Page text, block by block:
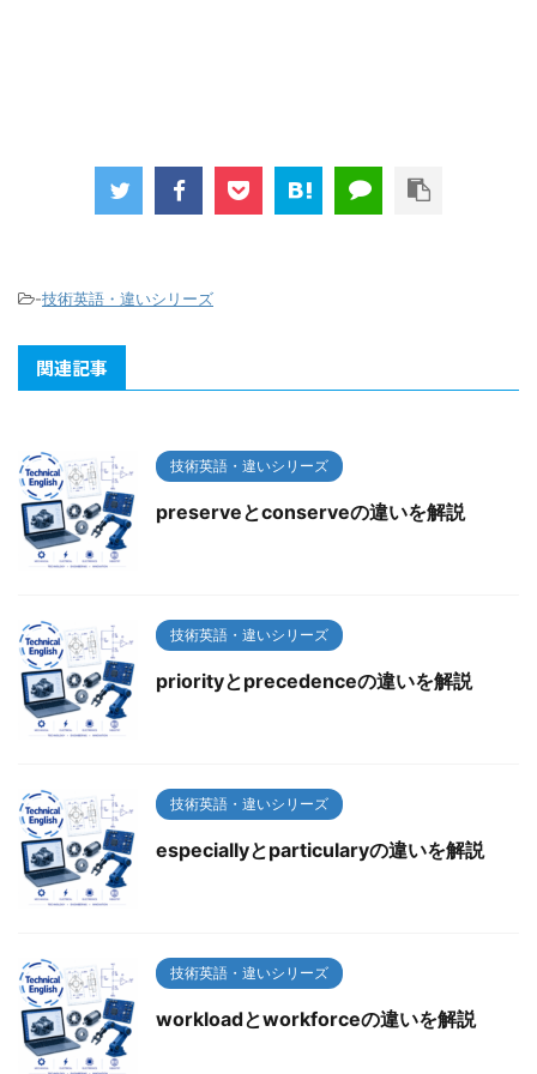
-技術英語・違いシリーズ
関連記事
技術英語・違いシリーズ
preserveとconserveの違いを解説
技術英語・違いシリーズ
priorityとprecedenceの違いを解説
技術英語・違いシリーズ
especiallyとparticularyの違いを解説
技術英語・違いシリーズ
workloadとworkforceの違いを解説